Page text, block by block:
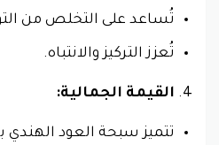
تُساعد على التخلص من
تُعزز التركيز والانتباه.
القيمة الجمالية:
تتميز سبحة العود الهندي